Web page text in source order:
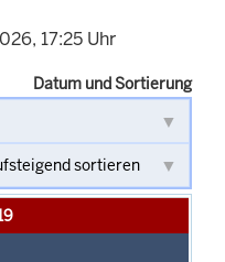
17:25 Uhr
Datum und Sortierung